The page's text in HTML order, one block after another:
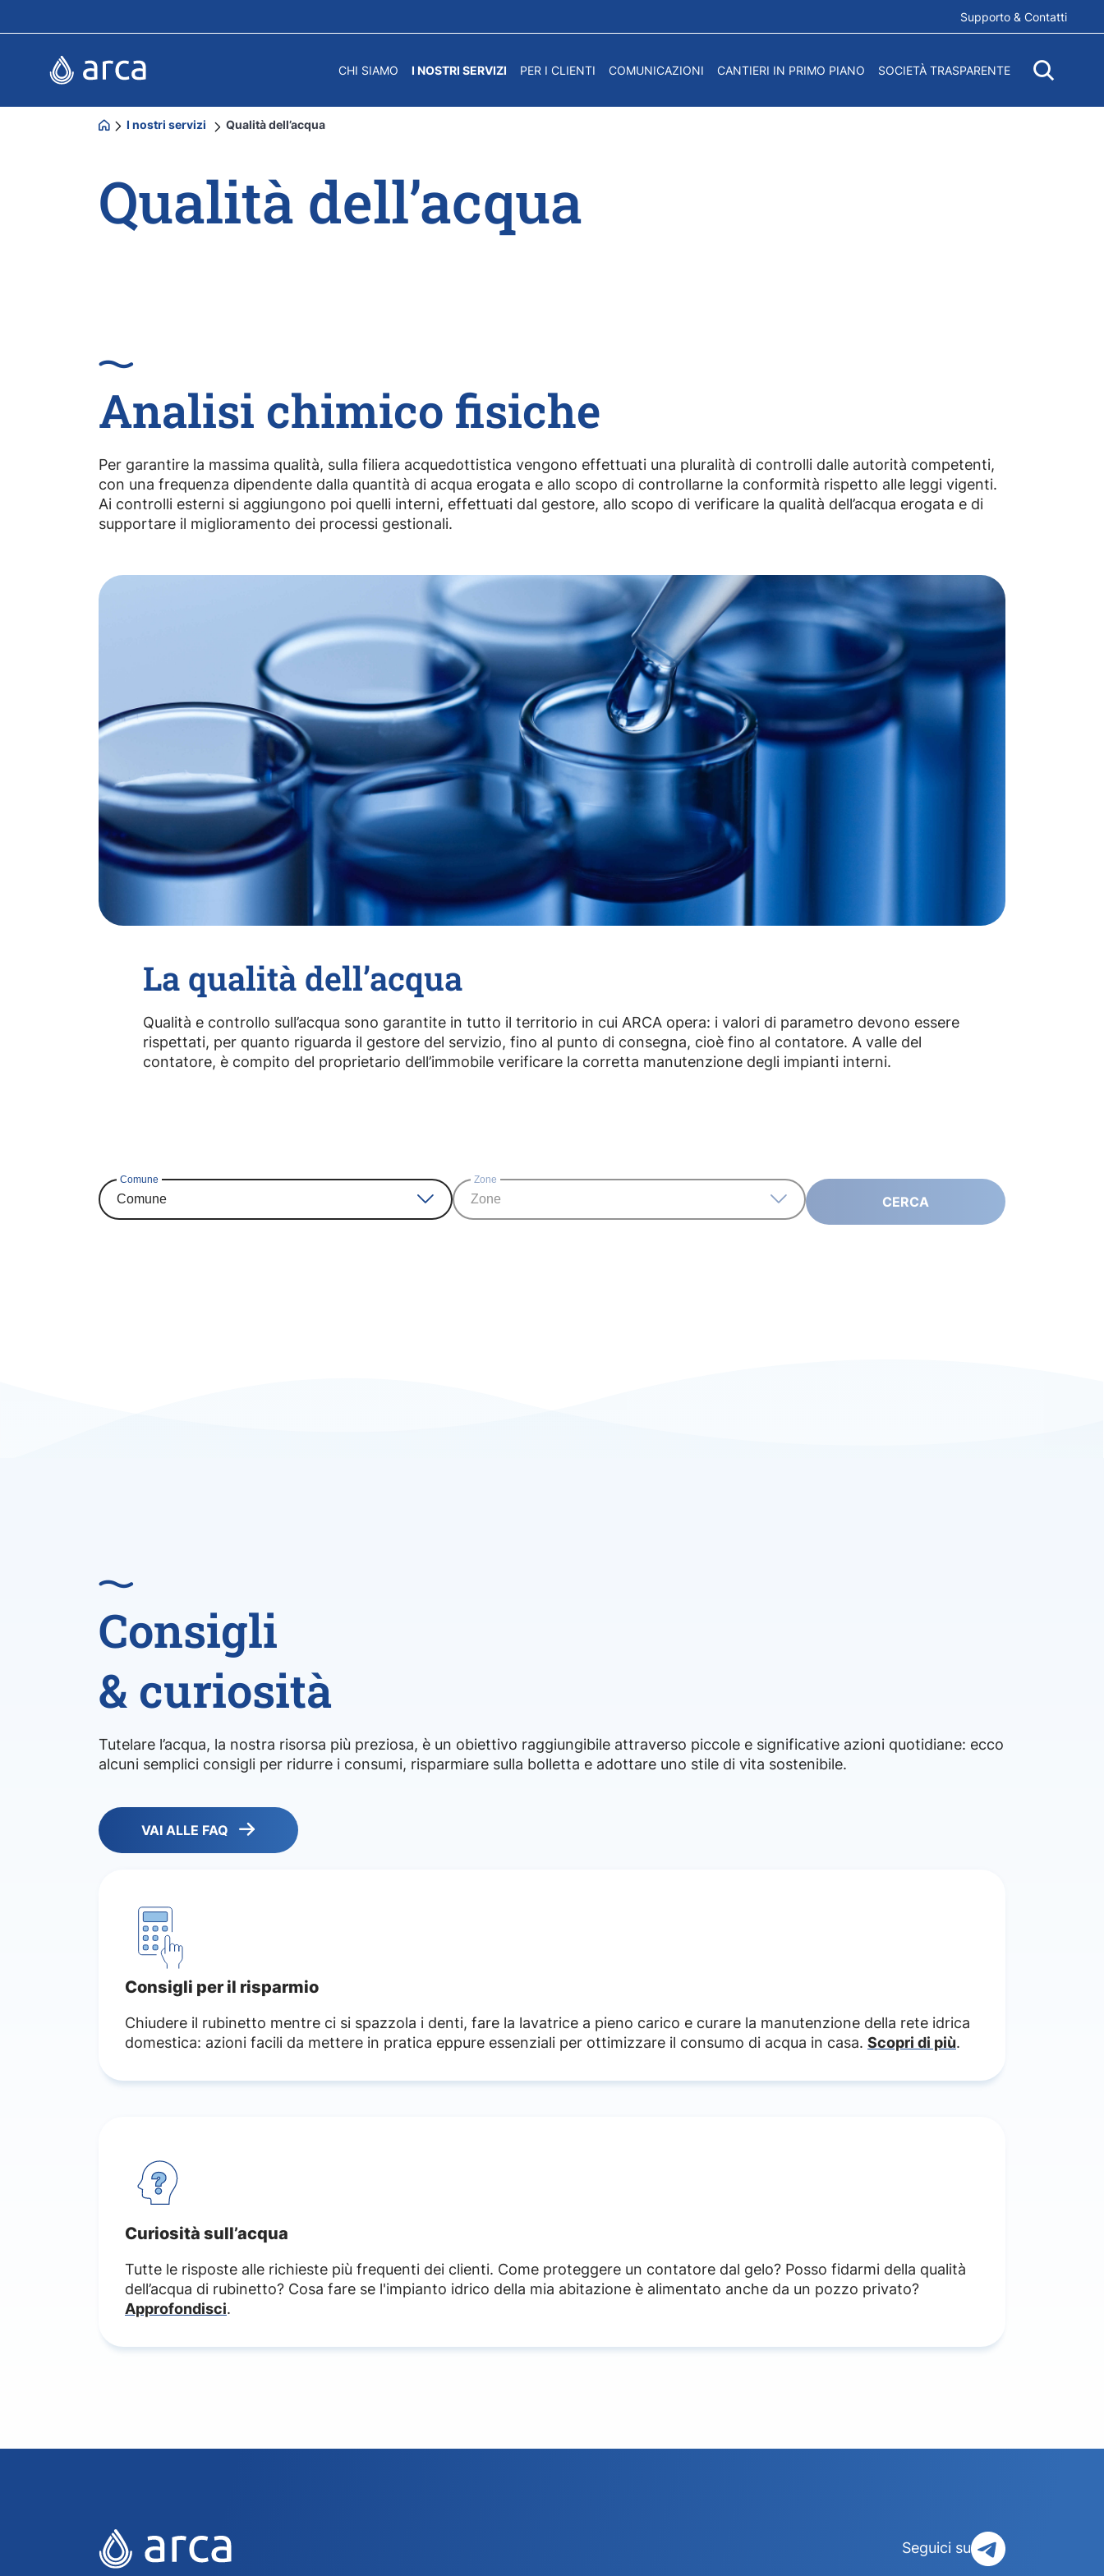
Supporto & Contatti
CHI SIAMO I NOSTRI SERVIZI PER I CLIENTI COMUNICAZIONI CANTIERI IN PRIMO PIANO SOCIETÀ TRASPARENTE
I nostri servizi Qualità dell’acqua
Qualità dell’acqua
Analisi chimico fisiche
Per garantire la massima qualità, sulla filiera acquedottistica vengono effettuati una pluralità di controlli dalle autorità competenti,
con una frequenza dipendente dalla quantità di acqua erogata e allo scopo di controllarne la conformità rispetto alle leggi vigenti.
Ai controlli esterni si aggiungono poi quelli interni, effettuati dal gestore, allo scopo di verificare la qualità dell’acqua erogata e di
supportare il miglioramento dei processi gestionali.
La qualità dell’acqua
Qualità e controllo sull’acqua sono garantite in tutto il territorio in cui ARCA opera: i valori di parametro devono essere
rispettati, per quanto riguarda il gestore del servizio, fino al punto di consegna, cioè fino al contatore. A valle del
contatore, è compito del proprietario dell’immobile verificare la corretta manutenzione degli impianti interni.
Comune
Comune
Campegine
Canossa
Casalgrande
Castellarano
Castelnovo Di Sotto
Collagna
Correggio
Fabbrico
Gattatico
Luzzara
Montecchio Emilia
Novellara
Poviglio
Quattro Castella
Ramiseto
San Martino In Rio
Zone
Zone CERCA
Consigli
& curiosità
Tutelare l’acqua, la nostra risorsa più preziosa, è un obiettivo raggiungibile attraverso piccole e significative azioni quotidiane: ecco
alcuni semplici consigli per ridurre i consumi, risparmiare sulla bolletta e adottare uno stile di vita sostenibile.
VAI ALLE FAQ
Consigli per il risparmio
Chiudere il rubinetto mentre ci si spazzola i denti, fare la lavatrice a pieno carico e curare la manutenzione della rete idrica
domestica: azioni facili da mettere in pratica eppure essenziali per ottimizzare il consumo di acqua in casa. Scopri di più.
Curiosità sull’acqua
Tutte le risposte alle richieste più frequenti dei clienti. Come proteggere un contatore dal gelo? Posso fidarmi della qualità
dell’acqua di rubinetto? Cosa fare se l'impianto idrico della mia abitazione è alimentato anche da un pozzo privato?
Approfondisci.
Seguici su